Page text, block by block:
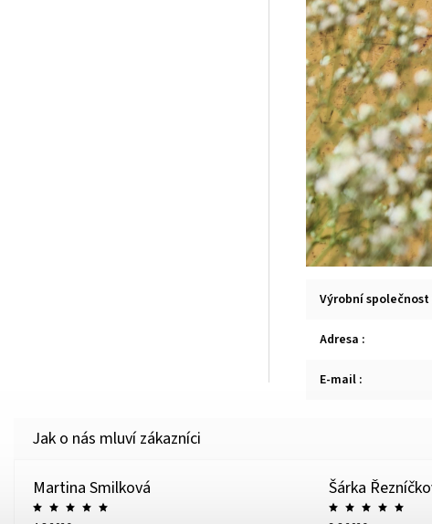
Výrobní společnost
Adresa :
E-mail :
Martina Smilková Šárka